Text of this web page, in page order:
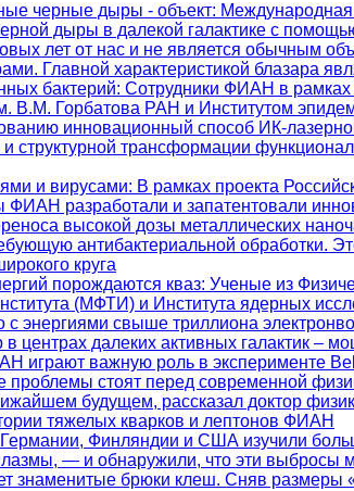
черные дыры - объект: Международная
дыры в далекой галактике с
лет от нас и не является обычным
Главной характеристикой блазара
бактерий: Сотрудники ФИАН в рамках
В.М. Горбатова РАН и Институтом
инновационный способ ИК-
структурной трансформации
и вирусами: В рамках проекта
разработали и запатентовали
высокой дозы металлических
антибактериальной обработки.
круга
порождаются кваз: Ученые из
(МФТИ) и Института ядерных
энергиями свыше триллиона
центрах далеких активных галактик –
играют важную роль в эксперименте
стоят перед современной
будущем, рассказал доктор
тяжелых кварков и лептонов ФИАН
Финляндии и США изучили
— и обнаружили, что эти выбросы
знаменитые брюки клеш. Сняв размеры